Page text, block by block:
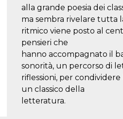
alla grande poesia dei
ma sembra rivelare tutta
ritmico viene posto al
pensieri che
hanno accompagnato il
sonorità, un percorso di
riflessioni, per
un classico della
letteratura.